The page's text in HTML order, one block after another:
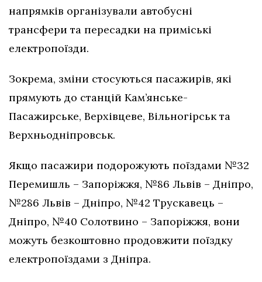
напрямків організували автобусні
трансфери та пересадки на приміські
електропоїзди.
Зокрема, зміни стосуються пасажирів, які
прямують до станцій Кам’янське-
Пасажирське, Верхівцеве, Вільногірськ та
Верхньодніпровськ.
Якщо пасажири подорожують поїздами №32
Перемишль – Запоріжжя, №86 Львів – Дніпро,
№286 Львів – Дніпро, №42 Трускавець –
Дніпро, №40 Солотвино – Запоріжжя, вони
можуть безкоштовно продовжити поїздку
електропоїздами з Дніпра.